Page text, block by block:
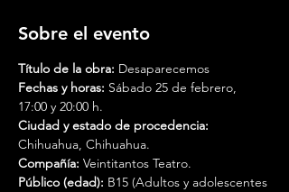
Sobre el evento
Título de la obra: Desaparecemos
Fechas y horas: Sábado 25 de febrero,
17:00 y 20:00 h.
Ciudad y estado de procedencia:
Chihuahua, Chihuahua.
Compañía: Veintitantos Teatro.
Público (edad): B15 (Adultos y adolescentes